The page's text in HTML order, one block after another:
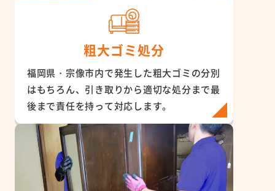
粗大ゴミ処分
福岡県・宗像市内で発生した粗大ゴミの分別
はもちろん、引き取りから適切な処分まで最
後まで責任を持って対応します。